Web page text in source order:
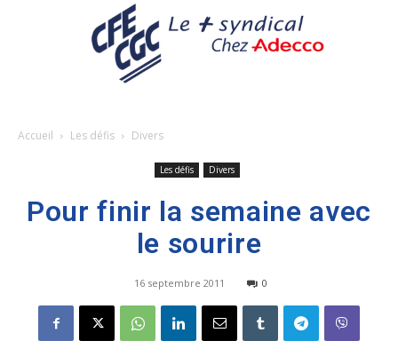
Accueil Les défis Divers
Les défis Divers
Pour finir la semaine avec
le sourire
16 septembre 2011 0